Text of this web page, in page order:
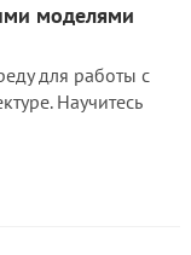
моделями
для работы с
Научитесь